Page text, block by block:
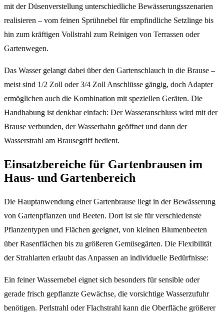
mit der Düsenverstellung unterschiedliche Bewässerungsszenarien
realisieren – vom feinen Sprühnebel für empfindliche Setzlinge bis
hin zum kräftigen Vollstrahl zum Reinigen von Terrassen oder
Gartenwegen.
Das Wasser gelangt dabei über den Gartenschlauch in die Brause –
meist sind 1/2 Zoll oder 3/4 Zoll Anschlüsse gängig, doch Adapter
ermöglichen auch die Kombination mit speziellen Geräten. Die
Handhabung ist denkbar einfach: Der Wasseranschluss wird mit der
Brause verbunden, der Wasserhahn geöffnet und dann der
Wasserstrahl am Brausegriff bedient.
Einsatzbereiche für Gartenbrausen im
Haus- und Gartenbereich
Die Hauptanwendung einer Gartenbrause liegt in der Bewässerung
von Gartenpflanzen und Beeten. Dort ist sie für verschiedenste
Pflanzentypen und Flächen geeignet, von kleinen Blumenbeeten
über Rasenflächen bis zu größeren Gemüsegärten. Die Flexibilität
der Strahlarten erlaubt das Anpassen an individuelle Bedürfnisse:
Ein feiner Wassernebel eignet sich besonders für sensible oder
gerade frisch gepflanzte Gewächse, die vorsichtige Wasserzufuhr
benötigen. Perlstrahl oder Flachstrahl kann die Oberfläche größerer